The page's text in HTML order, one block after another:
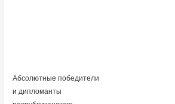
Абсолютные победители
и дипломанты